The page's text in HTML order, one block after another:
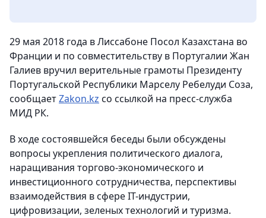
29 мая 2018 года в Лиссабоне Посол Казахстана во
Франции и по совместительству в Португалии Жан
Галиев вручил верительные грамоты Президенту
Португальской Республики Марселу Ребелуди Соза,
сообщаетZakon.kz со ссылкой на пресс-служба
МИД РК.
В ходе состоявшейся беседы были обсуждены
вопросы укрепления политического диалога,
наращивания торгово-экономического и
инвестиционного сотрудничества, перспективы
взаимодействия в сфере IT-индустрии,
цифровизации, зеленых технологий и туризма.